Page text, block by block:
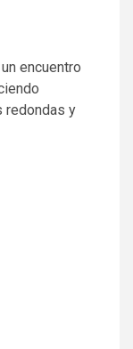
encuentro
redondas y